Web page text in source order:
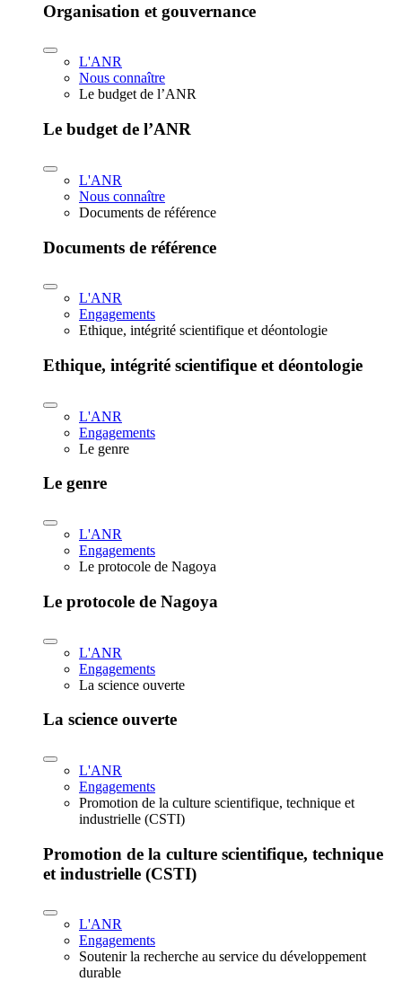
Organisation et gouvernance
L'ANR
Nous connaître
Le budget de l’ANR
Le budget de l’ANR
L'ANR
Nous connaître
Documents de référence
Documents de référence
L'ANR
Engagements
Ethique, intégrité scientifique et déontologie
Ethique, intégrité scientifique et déontologie
L'ANR
Engagements
Le genre
Le genre
L'ANR
Engagements
Le protocole de Nagoya
Le protocole de Nagoya
L'ANR
Engagements
La science ouverte
La science ouverte
L'ANR
Engagements
Promotion de la culture scientifique, technique et
industrielle (CSTI)
Promotion de la culture scientifique, technique
et industrielle (CSTI)
L'ANR
Engagements
Soutenir la recherche au service du développement
durable